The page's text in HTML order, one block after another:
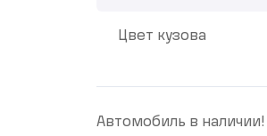
Цвет кузова
Автомобиль в наличии!